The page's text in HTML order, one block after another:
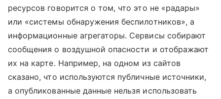
ресурсов говорится о том, что это не «радары»
или «системы обнаружения беспилотников», а
информационные агрегаторы. Сервисы собирают
сообщения о воздушной опасности и отображают
их на карте. Например, на одном из сайтов
сказано, что используются публичные источники,
а опубликованные данные нельзя использовать